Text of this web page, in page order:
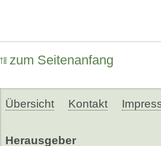
zum Seitenanfang
Übersicht Kontakt
Herausgeber